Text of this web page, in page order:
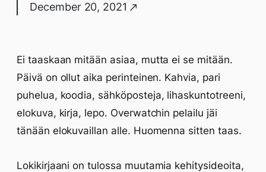
December 20, 2021
Ei taaskaan mitään asiaa, mutta ei se mitään.
Päivä on ollut aika perinteinen. Kahvia, pari
puhelua, koodia, sähköposteja, lihaskuntotreeni,
elokuva, kirja, lepo. Overwatchin pelailu jäi
tänään elokuvaillan alle. Huomenna sitten taas.
Lokikirjaani on tulossa muutamia kehitysideoita,